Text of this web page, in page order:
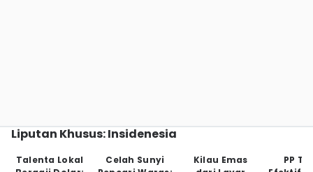
Liputan Khusus: Insidenesia
Talenta Lokal
Celah Sunyi
Kilau Emas
PP